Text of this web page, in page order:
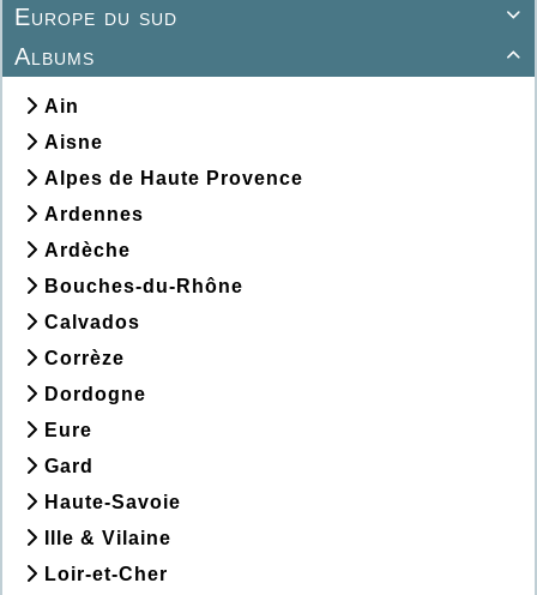

Europe du sud

Albums
Ain
Aisne
Alpes de Haute Provence
Ardennes
Ardèche
Bouches-du-Rhône
Calvados
Corrèze
Dordogne
Eure
Gard
Haute-Savoie
Ille & Vilaine
Loir-et-Cher